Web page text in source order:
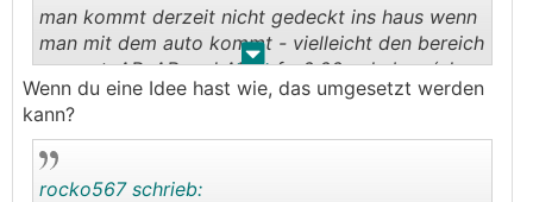
. .
man kommt derzeit nicht gedeckt ins haus wenn
man mit dem auto kommt - vielleicht den bereich
carport, AR, AR und AR auf +0,00 anheben (also
auf hausniveau) mit auffahrtrampe. dann kann
man die brüstungsmauer zwischen rampe und
autoplatz weglassen und durchgehen.
Wenn du eine Idee hast wie, das umgesetzt werden
kann?
rocko567 schrieb: